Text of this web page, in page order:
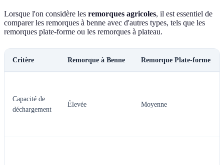
Lorsque l'on considère les remorques agricoles, il est essentiel de
comparer les remorques à benne avec d'autres types, tels que les
remorques plate-forme ou les remorques à plateau.
Critère Remorque à Benne Remorque Plate-forme
Capacité de
déchargement
Élevée Moyenne